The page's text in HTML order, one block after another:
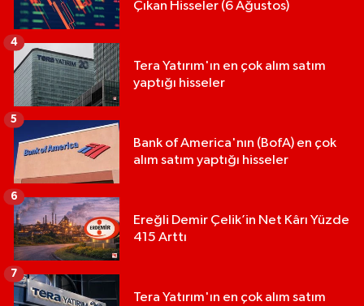
Çıkan Hisseler (6 Ağustos)
Tera Yatırım'ın en çok alım satım
yaptığı hisseler
4
Bank of America'nın (BofA) en çok
alım satım yaptığı hisseler
5
Ereğli Demir Çelik’in Net Kârı Yüzde
415 Arttı
6
Tera Yatırım'ın en çok alım satım
7